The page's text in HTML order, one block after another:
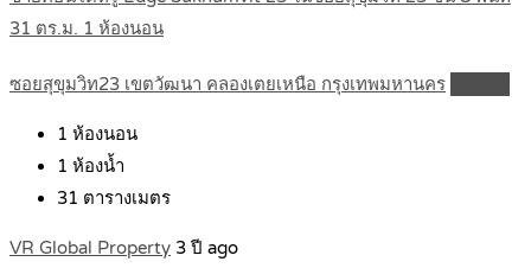
31 ตร.ม. 1 ห้องนอน
ซอยสุขุมวิท23 เขตวัฒนา คลองเตยเหนือ กรุงเทพมหานคร
1 ห้องนอน
1 ห้องน้ำ
31 ตารางเมตร
VR Global Property 3 ปี ago